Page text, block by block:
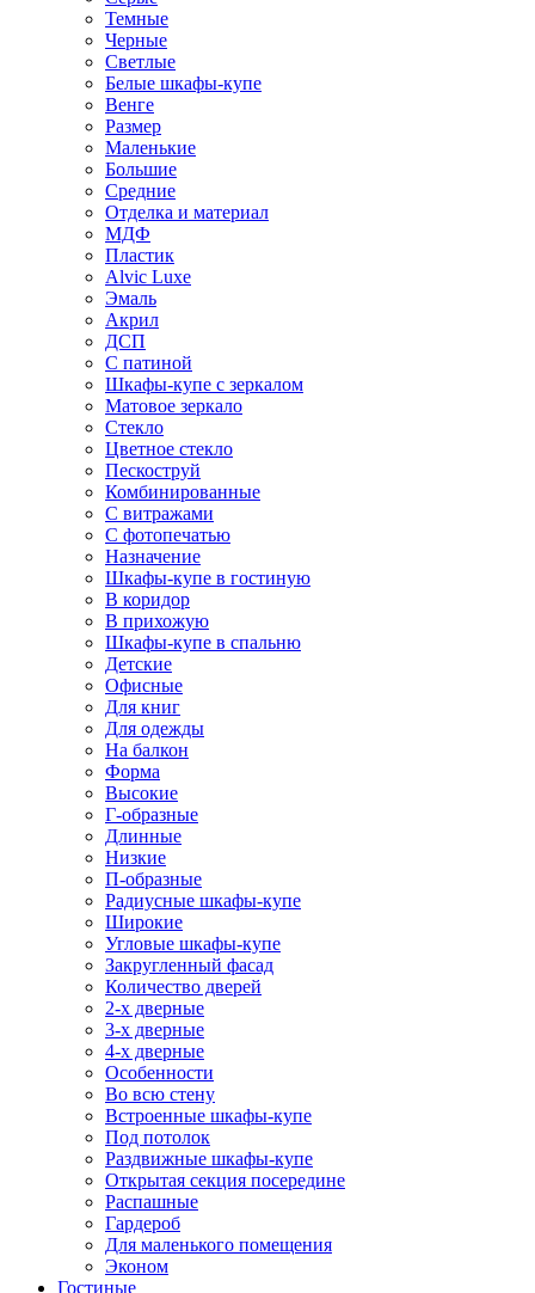
Темные
Черные
Светлые
Белые шкафы-купе
Венге
Размер
Маленькие
Большие
Средние
Отделка и материал
МДФ
Пластик
Alvic Luxe
Эмаль
Акрил
ДСП
С патиной
Шкафы-купе с зеркалом
Матовое зеркало
Стекло
Цветное стекло
Пескоструй
Комбинированные
С витражами
С фотопечатью
Назначение
Шкафы-купе в гостиную
В коридор
В прихожую
Шкафы-купе в спальню
Детские
Офисные
Для книг
Для одежды
На балкон
Форма
Высокие
Г-образные
Длинные
Низкие
П-образные
Радиусные шкафы-купе
Широкие
Угловые шкафы-купе
Закругленный фасад
Количество дверей
2-х дверные
3-х дверные
4-х дверные
Особенности
Во всю стену
Встроенные шкафы-купе
Под потолок
Раздвижные шкафы-купе
Открытая секция посередине
Распашные
Гардероб
Для маленького помещения
Эконом
Гостиные